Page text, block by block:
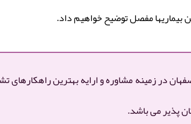
مفصل توضیح خواهیم داد.
در زمینه مشاوره و ارایه بهترین
پذیر می باشد.